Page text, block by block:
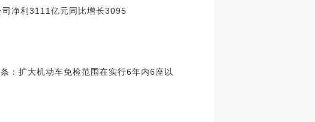
净利3111亿元同比增长3095
：扩大机动车免检范围在实行6年内6座以